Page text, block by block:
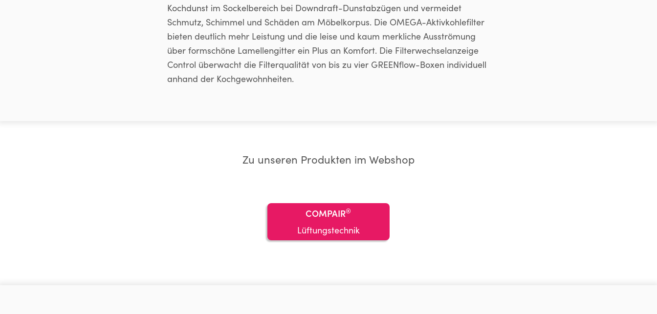
Kochdunst im Sockelbereich bei Downdraft-Dunstabzügen und vermeidet
Schmutz, Schimmel und Schäden am Möbelkorpus. Die OMEGA-Aktivkohlefilter
bieten deutlich mehr Leistung und die leise und kaum merkliche Ausströmung
über formschöne Lamellengitter ein Plus an Komfort. Die Filterwechselanzeige
Control überwacht die Filterqualität von bis zu vier GREENflow-Boxen individuell
anhand der Kochgewohnheiten.
Zu unseren Produkten im Webshop
COMPAIR®
Lüftungstechnik